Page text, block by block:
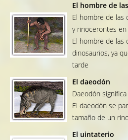
El hombre de
El hombre de las
y rinocerontes en
El hombre de las
dinosaurios, ya
tarde
El daeodón
Daeodón
El daeodón se
tamaño de un
El uintaterio